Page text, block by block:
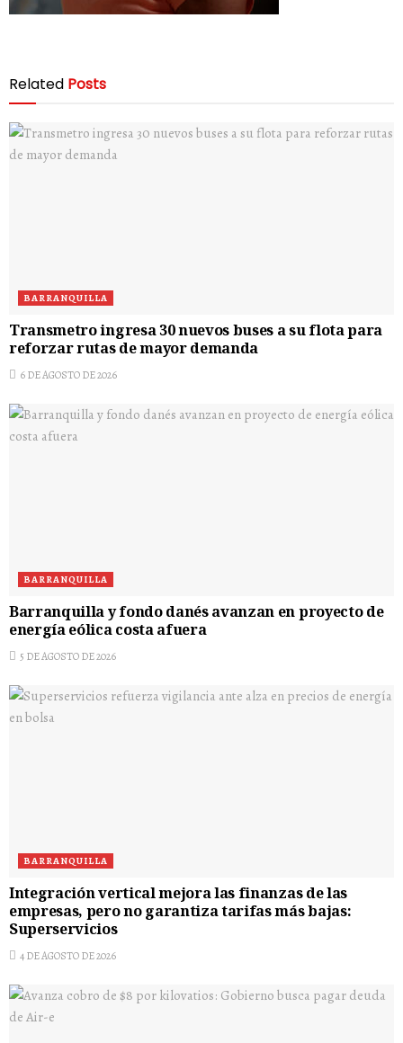
Related Posts
BARRANQUILLA
Transmetro ingresa 30 nuevos buses a su flota para
reforzar rutas de mayor demanda
6 DE AGOSTO DE 2026
BARRANQUILLA
Barranquilla y fondo danés avanzan en proyecto de
energía eólica costa afuera
5 DE AGOSTO DE 2026
BARRANQUILLA
Integración vertical mejora las finanzas de las
empresas, pero no garantiza tarifas más bajas:
Superservicios
4 DE AGOSTO DE 2026